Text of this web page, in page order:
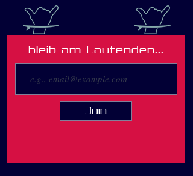
bleib am Laufenden...
Join